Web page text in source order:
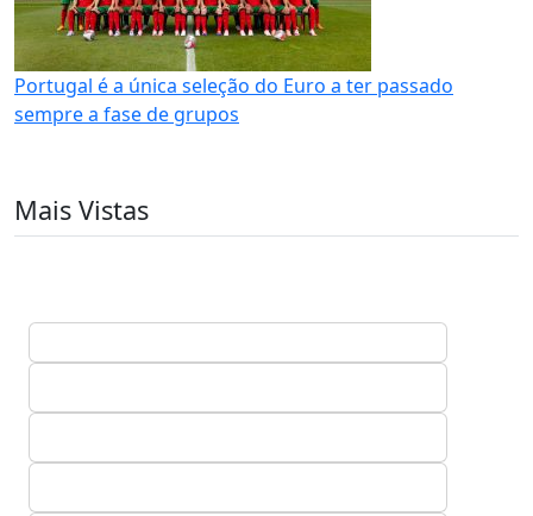
Portugal é a única seleção do Euro a ter passado
sempre a fase de grupos
Mais Vistas